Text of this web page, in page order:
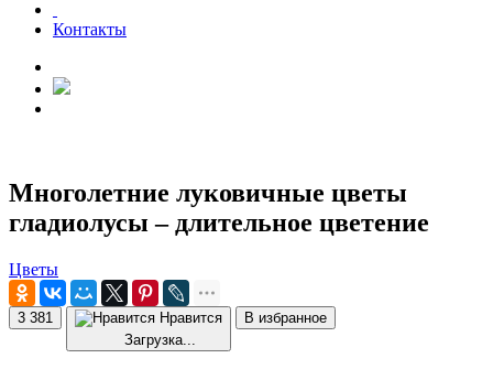
Контакты
Многолетние луковичные цветы
гладиолусы – длительное цветение
Цветы
3 381
Нравится
Загрузка...
В избранное